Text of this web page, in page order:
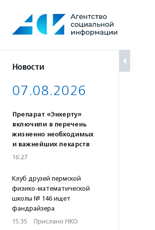
содержанию
Новости
07.08.2026
Препарат «Энхерту»
включили в перечень
жизненно необходимых
и важнейших лекарств
16:27
Клуб друзей пермской
физико-математической
школы № 146 ищет
фандрайзера
15:35 · Прислано НКО